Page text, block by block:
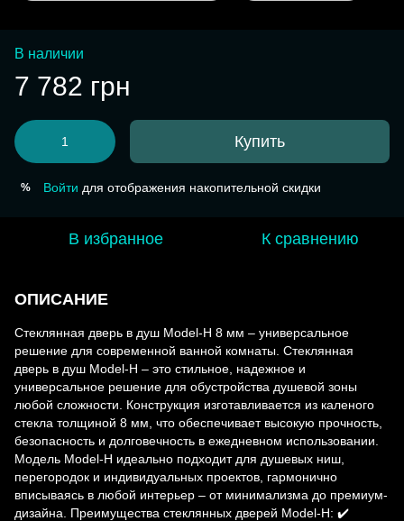
В наличии
7 782 грн
Купить
% Войти для отображения накопительной скидки
В избранное К сравнению
ОПИСАНИЕ
Стеклянная дверь в душ Model-H 8 мм – универсальное
решение для современной ванной комнаты. Стеклянная
дверь в душ Model-H – это стильное, надежное и
универсальное решение для обустройства душевой зоны
любой сложности. Конструкция изготавливается из каленого
стекла толщиной 8 мм, что обеспечивает высокую прочность,
безопасность и долговечность в ежедневном использовании.
Модель Model-H идеально подходит для душевых ниш,
перегородок и индивидуальных проектов, гармонично
вписываясь в любой интерьер – от минимализма до премиум-
дизайна. Преимущества стеклянных дверей Model-H: ✔️